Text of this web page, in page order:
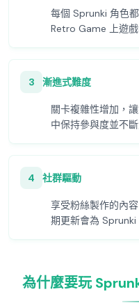
每個 Sprunki 角色
Retro Game 上遊
3 漸進式難度
關卡複雜性增加，
中保持參與度並不
4 社群驅動
享受粉絲製作的內
期更新會為 Sprunki
為什麼要玩